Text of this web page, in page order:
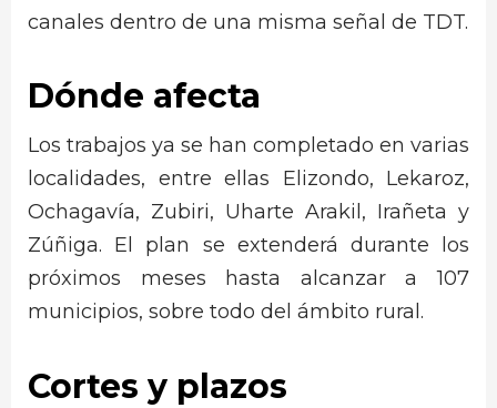
canales dentro de una misma señal de TDT.
Dónde afecta
Los trabajos ya se han completado en varias
localidades, entre ellas Elizondo, Lekaroz,
Ochagavía, Zubiri, Uharte Arakil, Irañeta y
Zúñiga. El plan se extenderá durante los
próximos meses hasta alcanzar a 107
municipios, sobre todo del ámbito rural.
Cortes y plazos